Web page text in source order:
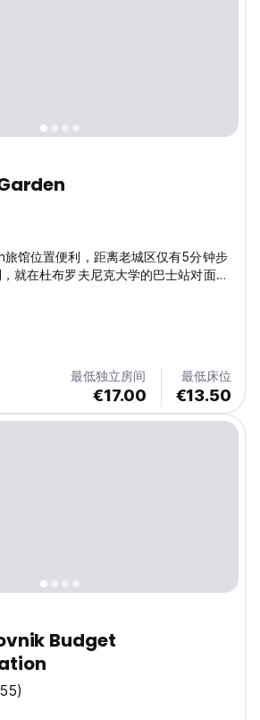
馆位置便利，距离老城区仅有5分钟步
就在杜布罗夫尼克大学的巴士站对面。
离内。
最低独立房间
€17.00
最低床位
€13.50
Budget